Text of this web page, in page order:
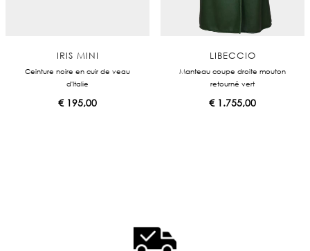
IRIS MINI
Ceinture noire en cuir de veau
d'Italie
€195,00
LIBECCIO
Manteau coupe droite mouton
retourné vert
€1.755,00